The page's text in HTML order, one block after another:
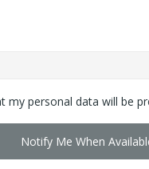
my personal data will be
Notify Me When